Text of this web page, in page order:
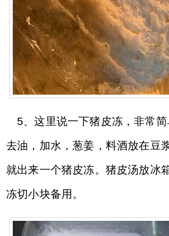
5、这里说一下猪皮冻，非常简
去油，加水，葱姜，料酒放在豆
就出来一个猪皮冻。猪皮汤放冰
冻切小块备用。